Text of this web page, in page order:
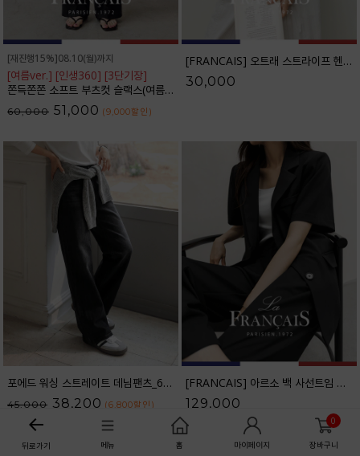
뒤로가기 메뉴 홈 마이페이지
0
장바구니
[재진행15%]08.10(월)까지
[여름ver.] [인생360] [3단기장]
쫀득쫀쫀 소프트 부츠컷 슬랙스(여름VER.)_F6H403SL
60,000 51,000 (9,000할인 )
[FRANCAIS] 오트래 스트라이프 헨리넥 반팔티셔츠_F6H528TS
30,000
포에드 워싱 스트레이트 데님팬츠_61DP1708
45,000 38,200 (6,800할인 )
[FRANCAIS] 아르소 백 사선트임 반팔 자켓_F6H467JK
129,000